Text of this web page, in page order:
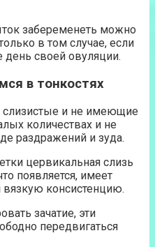
забеременеть можно
в том случае, если
своей овуляции.
в тонкостях
и не имеющие
количествах и не
раздражений и зуда.
цервикальная слизь
появляется, имеет
консистенцию.
зачатие, эти
передвигаться